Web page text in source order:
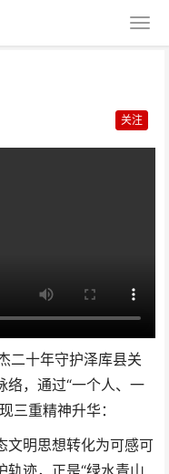
关注
二十年守护泽库县关
络，通过“一个人、一
三重精神升华：
明思想转化为可感可